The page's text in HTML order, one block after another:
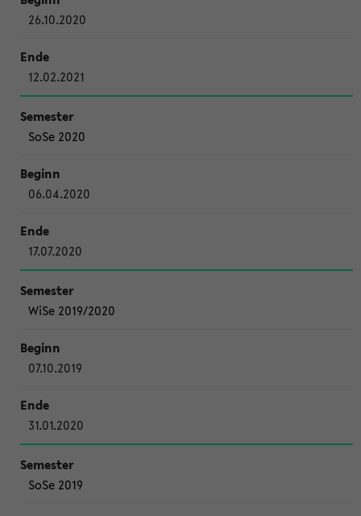
26.10.2020
12.02.2021
SoSe 2020
06.04.2020
17.07.2020
WiSe 2019/2020
07.10.2019
31.01.2020
SoSe 2019